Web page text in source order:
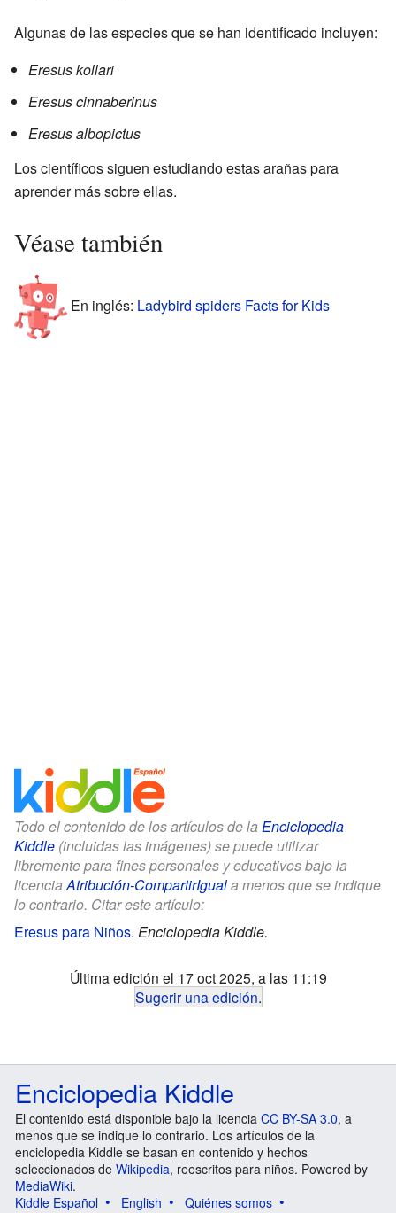
Algunas de las especies que se han identificado incluyen:
Eresus kollari
Eresus cinnaberinus
Eresus albopictus
Los científicos siguen estudiando estas arañas para
aprender más sobre ellas.
Véase también
En inglés: Ladybird spiders Facts for Kids
Todo el contenido de los artículos de la Enciclopedia
Kiddle (incluidas las imágenes) se puede utilizar
libremente para fines personales y educativos bajo la
licenciaAtribución-CompartirIguala menos que se indique
lo contrario. Citar este artículo:
Eresus para Niños. Enciclopedia Kiddle.
Última edición el 17 oct 2025, a las 11:19
Sugerir una edición.
Enciclopedia Kiddle
El contenido está disponible bajo la licencia CC BY-SA 3.0, a
menos que se indique lo contrario. Los artículos de la
enciclopedia Kiddle se basan en contenido y hechos
seleccionados de Wikipedia, reescritos para niños. Powered by
MediaWiki.
Kiddle Español
English
Quiénes somos